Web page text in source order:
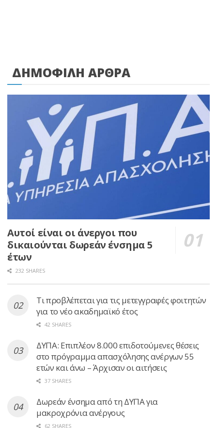
ΔΗΜΟΦΙΛΗ ΑΡΘΡΑ
Αυτοί είναι οι άνεργοι που
δικαιούνται δωρεάν ένσημα 5
έτων
232 SHARES
Τι προβλέπεται για τις μετεγγραφές φοιτητών
για το νέο ακαδημαϊκό έτος
42 SHARES
ΔΥΠΑ: Επιπλέον 8.000 επιδοτούμενες θέσεις
στο πρόγραμμα απασχόλησης ανέργων 55
ετών και άνω – Άρχισαν οι αιτήσεις
37 SHARES
Δωρεάν ένσημα από τη ΔΥΠΑ για
μακροχρόνια ανέργους
62 SHARES